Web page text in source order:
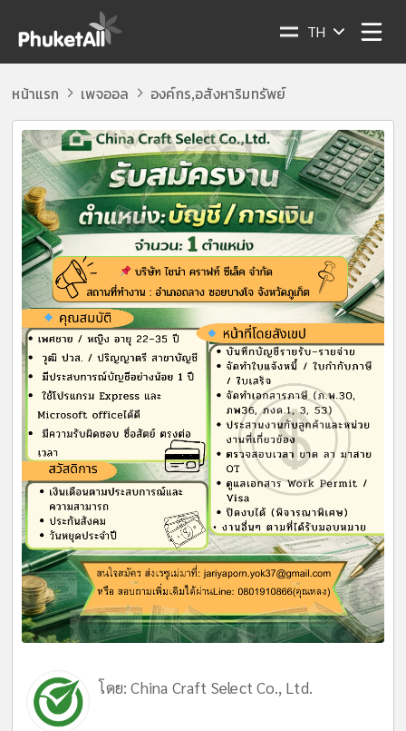
TH
หน้าแรก เพจออล องค์กร,อสังหาริมทรัพย์
โดย:China Craft Select Co., Ltd.